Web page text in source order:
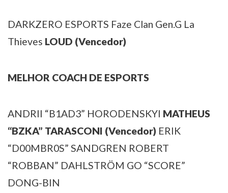
DARKZERO ESPORTS Faze Clan Gen.G La
Thieves LOUD (Vencedor)
MELHOR COACH DE ESPORTS
ANDRII “B1AD3” HORODENSKYI MATHEUS
“BZKA” TARASCONI (Vencedor) ERIK
“D00MBR0S” SANDGREN ROBERT
“ROBBAN” DAHLSTRÖM GO “SCORE”
DONG-BIN